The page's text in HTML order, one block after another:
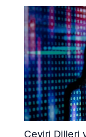
Çeviri Dilleri